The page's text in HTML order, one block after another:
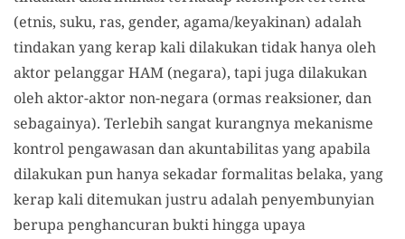
(etnis, suku, ras, gender, agama/keyakinan) adalah
tindakan yang kerap kali dilakukan tidak hanya oleh
aktor pelanggar HAM (negara), tapi juga dilakukan
oleh aktor-aktor non-negara (ormas reaksioner, dan
sebagainya). Terlebih sangat kurangnya mekanisme
kontrol pengawasan dan akuntabilitas yang apabila
dilakukan pun hanya sekadar formalitas belaka, yang
kerap kali ditemukan justru adalah penyembunyian
berupa penghancuran bukti hingga upaya